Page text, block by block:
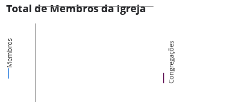
Total de Membros da Igreja
Membros Congregações